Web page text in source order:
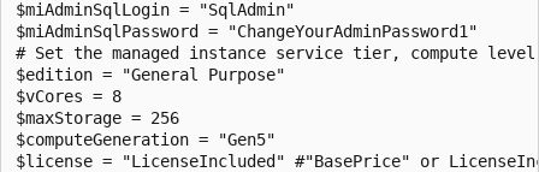
$miAdminSqlLogin = "SqlAdmin"
$miAdminSqlPassword = "ChangeYourAdminPassword1"
# Set the managed instance service tier, compute
$edition = "General Purpose"
$vCores = 8
$maxStorage = 256
$computeGeneration = "Gen5"
$license = "LicenseIncluded" #"BasePrice" or